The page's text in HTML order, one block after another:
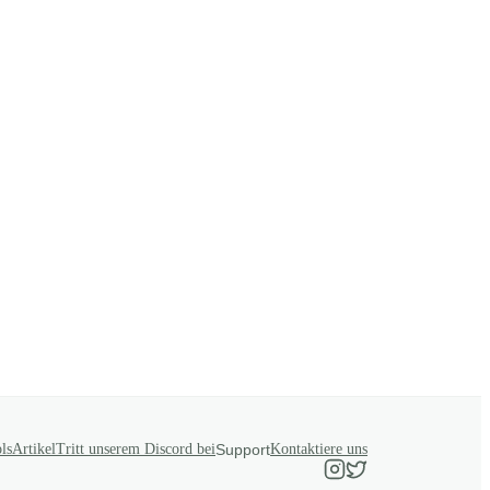
ArtikelTritt unserem Discord beiSupportKontaktiere uns